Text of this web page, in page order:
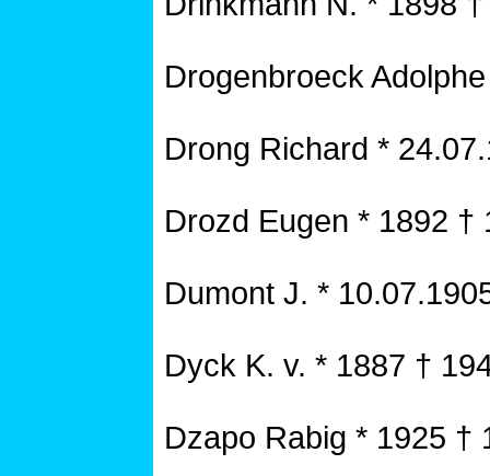
Drogenbroeck
Drong Richard *
Drozd Eugen * 1892 †
Dumont J. *
Dyck K. v. * 1887 †
Dzapo Rabig * 1925 †